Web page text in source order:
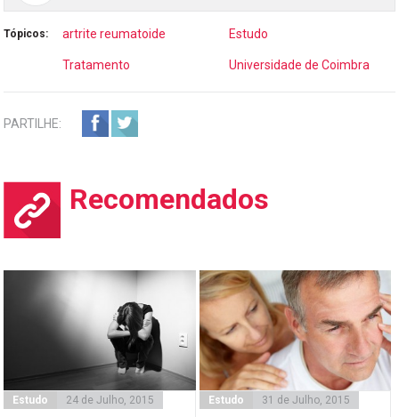
Tópicos: artrite reumatoide Estudo
Tratamento Universidade de Coimbra
PARTILHE:
Recomendados
Estudo 24 de Julho, 2015 Estudo 31 de Julho, 2015